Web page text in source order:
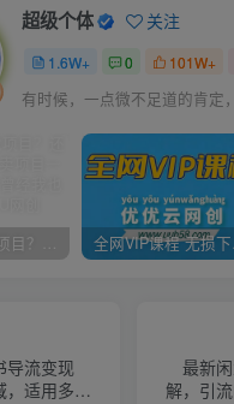
超级个体 关注
1.6W+ 0 101W+
有时候，一点微不足道的肯定
你还在到处找项目？还在当韭菜？我靠卖项目一个月收入5万+，曾经我也是个失败者。 全
导流变现
，适用多数
最新
解，引